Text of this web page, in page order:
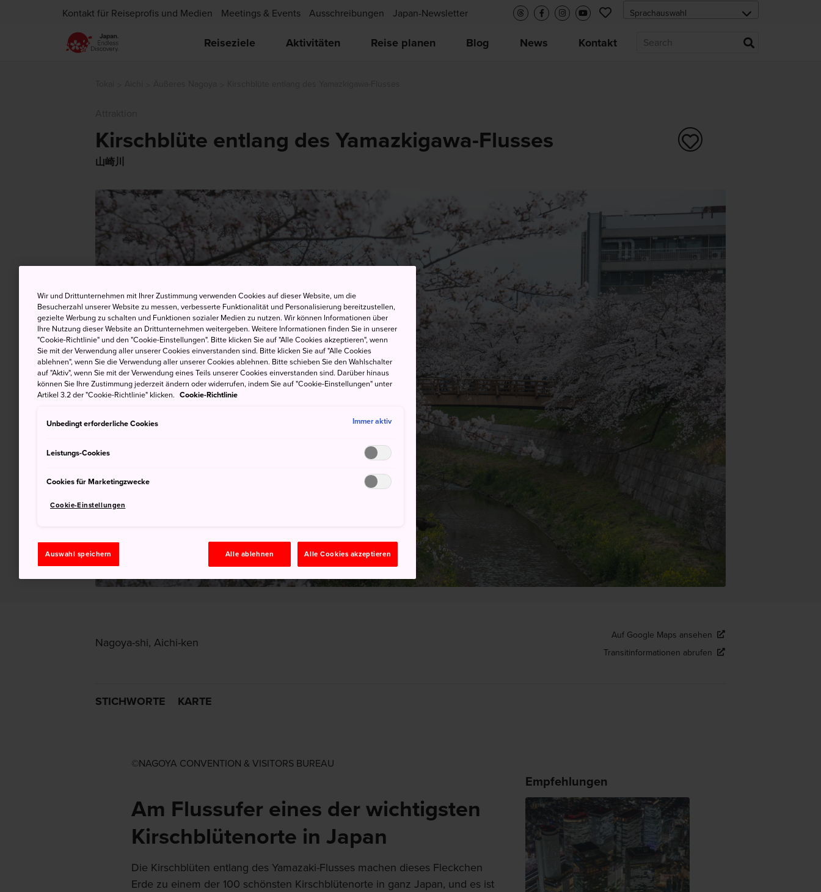
Kontakt für Reiseprofis und Medien Meetings & Events Ausschreibungen Japan-Newsletter
Reiseziele Aktivitäten Reise planen Blog News Kontakt
Kirschblüte entlang des Yamazkigawa-Flusses
山崎川
Nagoya-shi, Aichi-ken
Auf Google Maps ansehen
Transitinformationen abrufen
STICHWORTE KARTE
©️NAGOYA CONVENTION & VISITORS BUREAU
Am Flussufer eines der wichtigsten
Kirschblütenorte in Japan
Die Kirschblüten entlang des Yamazaki-Flusses machen dieses Fleckchen
Erde zu einem der 100 schönsten Kirschblütenorte in ganz Japan, und es ist
Empfehlungen
Wir und Drittunternehmen mit Ihrer Zustimmung verwenden Cookies auf dieser Website, um die
Besucherzahl unserer Website zu messen, verbesserte Funktionalität und Personalisierung bereitzustellen,
gezielte Werbung zu schalten und Funktionen sozialer Medien zu nutzen. Wir können Informationen über
Ihre Nutzung dieser Website an Drittunternehmen weitergeben. Weitere Informationen finden Sie in unserer
"Cookie-Richtlinie" und den "Cookie-Einstellungen". Bitte klicken Sie auf "Alle Cookies akzeptieren", wenn
Sie mit der Verwendung aller unserer Cookies einverstanden sind. Bitte klicken Sie auf "Alle Cookies
ablehnen", wenn Sie die Verwendung aller unserer Cookies ablehnen. Bitte schieben Sie den Wahlschalter
auf "Aktiv", wenn Sie mit der Verwendung eines Teils unserer Cookies einverstanden sind. Darüber hinaus
können Sie Ihre Zustimmung jederzeit ändern oder widerrufen, indem Sie auf "Cookie-Einstellungen" unter
Artikel 3.2 der "Cookie-Richtlinie" klicken. Cookie-Richtlinie
Unbedingt erforderliche Cookies Immer aktiv
Leistungs-Cookies
Cookies für Marketingzwecke
Cookie-Einstellungen
Auswahl speichern Alle ablehnen Alle Cookies akzeptieren